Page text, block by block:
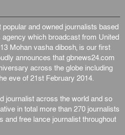
and owned journalists based
which broadcast from United
Mohan vasha dibosh, is our first
announces that gbnews24.com
across the globe including
eve of 21st February 2014.
journalist across the world and so
in total more than 270 journalists
and free lance journalist throughout